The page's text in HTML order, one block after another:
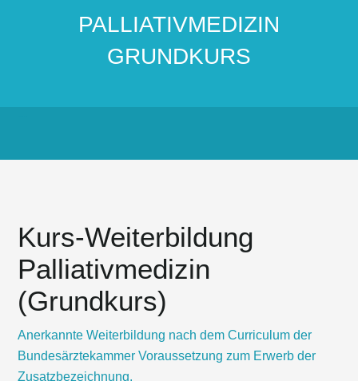
PALLIATIVMEDIZIN
GRUNDKURS
Kurs-Weiterbildung
Palliativmedizin
(Grundkurs)
Anerkannte Weiterbildung nach dem Curriculum der
Bundesärztekammer Voraussetzung zum Erwerb der
Zusatzbezeichnung.